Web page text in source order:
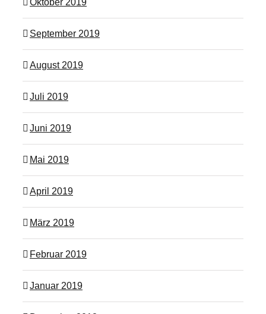
Oktober 2019
September 2019
August 2019
Juli 2019
Juni 2019
Mai 2019
April 2019
März 2019
Februar 2019
Januar 2019